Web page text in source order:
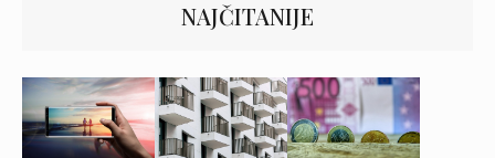
NAJČITANIJE